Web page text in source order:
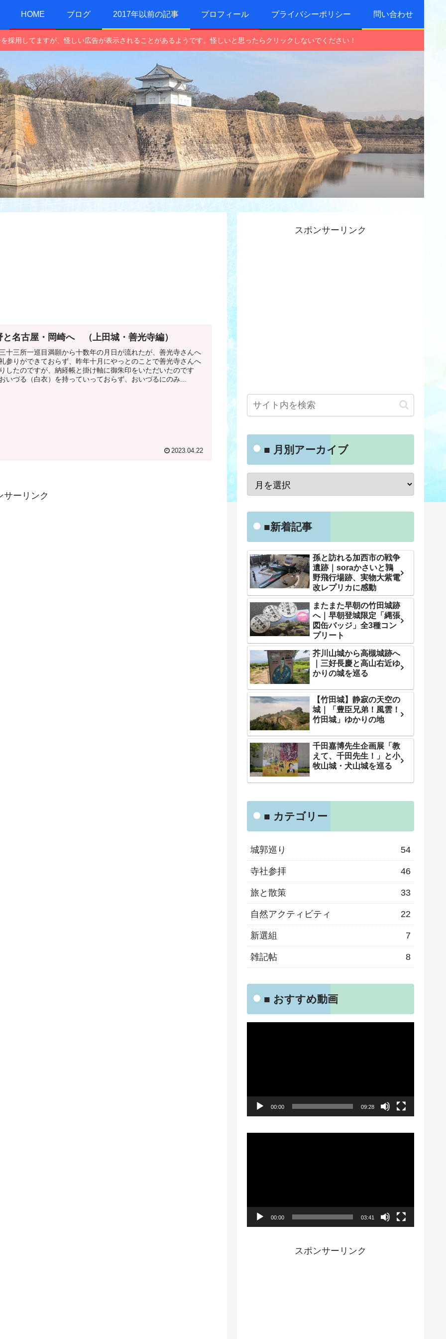
HOME ブログ 2017年以前の記事 プロフィール プライバシーポリシー 問い合わせ
採用してますが、怪しい広告が表示されることがあるようです。怪しいと思ったらクリックしないでください！
と名古屋・岡崎へ （上田城・善光寺編）
十三所一巡目満願から十数年の月日が流れたが、善光寺さんへ
参りができておらず、昨年十月にやっとのことで善光寺さんへ
したのですが、納経帳と掛け軸に御朱印をいただいたのです
いづる（白衣）を持っていっておらず、おいづるにのみ...
2023.04.22
サーリンク
スポンサーリンク
■ 月別アーカイブ
■新着記事
孫と訪れる加西市の戦争
遺跡｜soraかさいと鶉
野飛行場跡、実物大紫電
改レプリカに感動
またまた早朝の竹田城跡
へ｜早朝登城限定「縄張
図缶バッジ」全3種コン
プリート
芥川山城から高槻城跡へ
｜三好長慶と高山右近ゆ
かりの城を巡る
【竹田城】静寂の天空の
城｜「豊臣兄弟！風雲！
竹田城」ゆかりの地
千田嘉博先生企画展「教
えて、千田先生！」と小
牧山城・犬山城を巡る
■ カテゴリー
城郭巡り 54
寺社参拝 46
旅と散策 33
自然アクティビティ 22
新選組 7
雑記帖 8
■ おすすめ動画
00:00 09:28
00:00 03:41
スポンサーリンク